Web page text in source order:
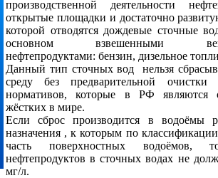
производственной деятельности
открытые площадки и достаточно
которой отводятся дождевые сточные
основном взвешенными
нефтепродуктами: бензин, дизельное
Данный тип сточных вод нельзя
среду без предварительной очистки
нормативов, которые в РФ
жёстких в мире.
Если сброс производится в водоёмы
назначения , к которым по
часть поверхностных
нефтепродуктов в сточных водах не
мг/л.